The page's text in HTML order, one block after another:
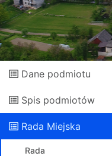
Dane podmiotu
Spis podmiotów
Rada Miejska
Rada